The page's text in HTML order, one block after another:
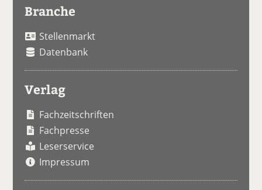
Branche
Stellenmarkt
Datenbank
Verlag
Fachzeitschriften
Fachpresse
Leserservice
Impressum